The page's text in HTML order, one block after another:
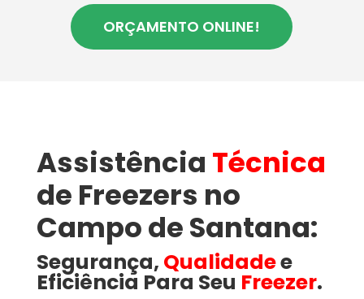
ORÇAMENTO ONLINE!
Assistência Técnica
de Freezers no
Campo de Santana:
Segurança, Qualidadee
Eficiência Para Seu Freezer.